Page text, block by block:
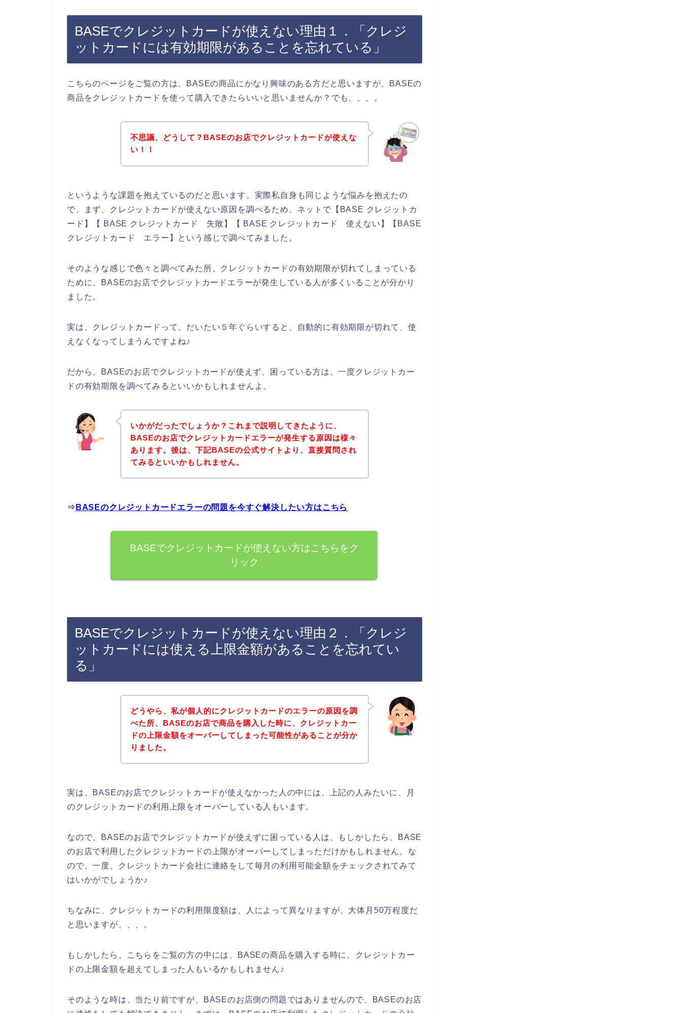
BASEでクレジットカードが使えない理由１．「クレジ
ットカードには有効期限があることを忘れている」
こちらのページをご覧の方は、BASEの商品にかなり興味のある方だと思いますが、BASEの
商品をクレジットカードを使って購入できたらいいと思いませんか？でも、、、。
不思議、どうして？BASEのお店でクレジットカードが使えな
い！！
というような課題を抱えているのだと思います。実際私自身も同じような悩みを抱えたの
で、まず、クレジットカードが使えない原因を調べるため、ネットで【BASE クレジットカ
ード】【 BASE クレジットカード 失敗】【 BASE クレジットカード 使えない】【BASE
クレジットカード エラー】という感じで調べてみました。
そのような感じで色々と調べてみた所、クレジットカードの有効期限が切れてしまっている
ために、BASEのお店でクレジットカードエラーが発生している人が多くいることが分かり
ました。
実は、クレジットカードって、だいたい５年ぐらいすると、自動的に有効期限が切れて、使
えなくなってしまうんですよね♪
だから、BASEのお店でクレジットカードが使えず、困っている方は、一度クレジットカー
ドの有効期限を調べてみるといいかもしれませんよ。
いかがだったでしょうか？これまで説明してきたように、
BASEのお店でクレジットカードエラーが発生する原因は様々
あります。後は、下記BASEの公式サイトより、直接質問され
てみるといいかもしれません。
⇒ BASEのクレジットカードエラーの問題を今すぐ解決したい方はこちら
BASEでクレジットカードが使えない方はこちらをク
リック
BASEでクレジットカードが使えない理由２．「クレジ
ットカードには使える上限金額があることを忘れてい
る」
どうやら、私が個人的にクレジットカードのエラーの原因を調
べた所、BASEのお店で商品を購入した時に、クレジットカー
ドの上限金額をオーバーしてしまった可能性があることが分か
りました。
実は、BASEのお店でクレジットカードが使えなかった人の中には、上記の人みたいに、月
のクレジットカードの利用上限をオーバーしている人もいます。
なので、BASEのお店でクレジットカードが使えずに困っている人は、もしかしたら、BASE
のお店で利用したクレジットカードの上限がオーバーしてしまっただけかもしれません。な
ので、一度、クレジットカード会社に連絡をして毎月の利用可能金額をチェックされてみて
はいかがでしょうか♪
ちなみに、クレジットカードの利用限度額は、人によって異なりますが、大体月50万程度だ
と思いますが、、、。
もしかしたら、こちらをご覧の方の中には、BASEの商品を購入する時に、クレジットカー
ドの上限金額を超えてしまった人もいるかもしれません♪
そのような時は、当たり前ですが、BASEのお店側の問題ではありませんので、BASEのお店